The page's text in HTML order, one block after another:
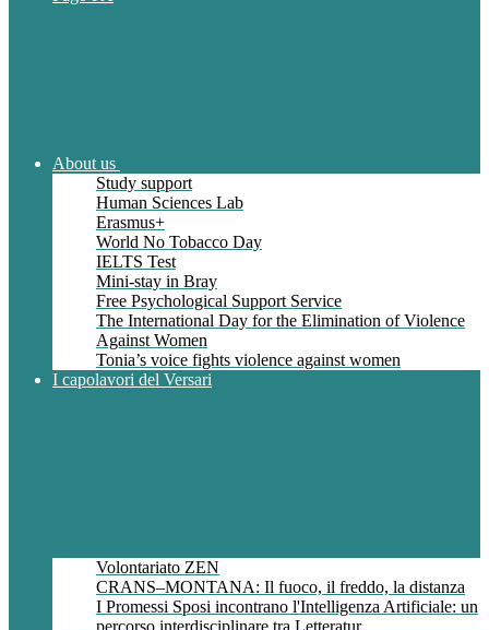
About us
Study support
Human Sciences Lab
Erasmus+
World No Tobacco Day
IELTS Test
Mini-stay in Bray
Free Psychological Support Service
The International Day for the Elimination of Violence
Against Women
Tonia’s voice fights violence against women
I capolavori del Versari
Volontariato ZEN
CRANS–MONTANA: Il fuoco, il freddo, la distanza
I Promessi Sposi incontrano l'Intelligenza Artificiale: un